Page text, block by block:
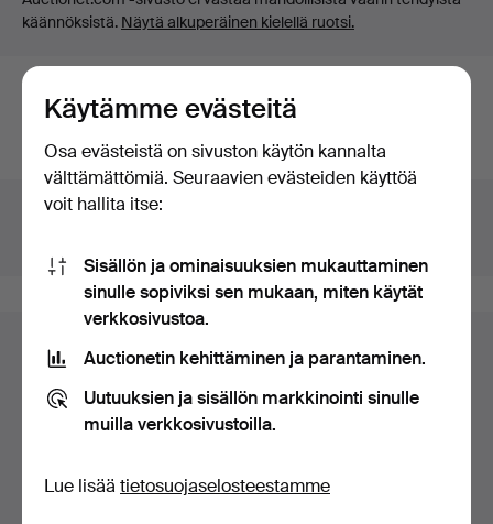
käännöksistä. Näytä alkuperäinen kielellä ruotsi.
Onko sinulla jotakin vastaavaa myytävänä? Tee
Lisätiedot
Huutokauppa
Stockholms Auktionsverk Fine Art
Käytämme evästeitä
Osa evästeistä on sivuston käytön kannalta
välttämättömiä. Seuraavien evästeiden käyttöä
voit hallita itse:
Sisällön ja ominaisuuksien mukauttaminen
sinulle sopiviksi sen mukaan, miten käytät
verkkosivustoa.
Auctionetin kehittäminen ja parantaminen.
Uutuuksien ja sisällön markkinointi sinulle
muilla verkkosivustoilla.
Lue lisää tietosuojaselosteestamme